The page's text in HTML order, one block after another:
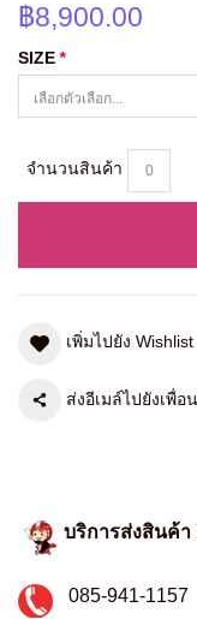
฿8,900.00
*
SIZE
จำนวนสินค้า
เพิ่มไปยัง Wishlist
ส่งอีเมล์ไปยังเพื่อน
บริการส่งสินค้า
085-941-1157